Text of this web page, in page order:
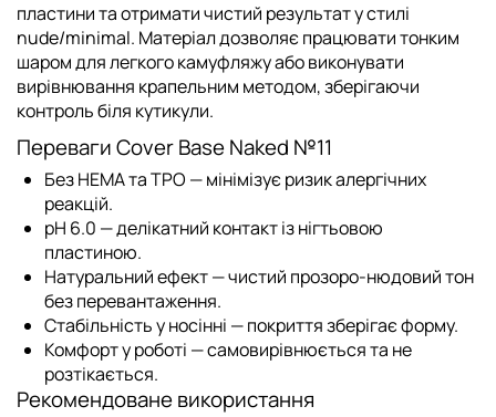
пластини та отримати чистий результат у стилі
nude/minimal. Матеріал дозволяє працювати тонким
шаром для легкого камуфляжу або виконувати
вирівнювання крапельним методом, зберігаючи
контроль біля кутикули.
Переваги Cover Base Naked №11
Без HEMA та TPO — мінімізує ризик алергічних
реакцій.
pH 6.0 — делікатний контакт із нігтьовою
пластиною.
Натуральний ефект — чистий прозоро-нюдовий тон
без перевантаження.
Стабільність у носінні — покриття зберігає форму.
Комфорт у роботі — самовирівнюється та не
розтікається.
Рекомендоване використання